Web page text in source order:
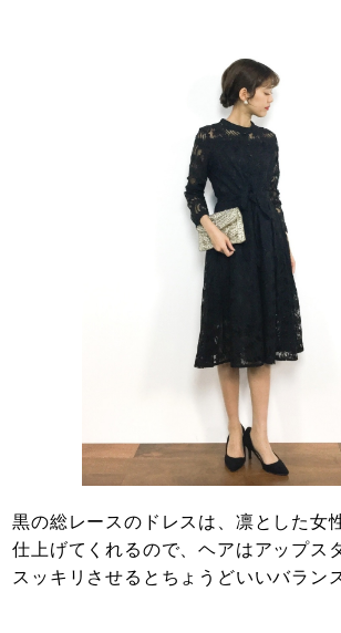
黒の総レースのドレスは、凛とした女
仕上げてくれるので、ヘアはアップス
スッキリさせるとちょうどいいバラン